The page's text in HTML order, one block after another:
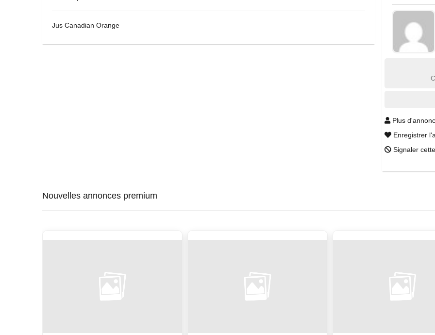
Jus Canadian Orange
Plus
Enregistrer
Signaler
Nouvelles annonces premium